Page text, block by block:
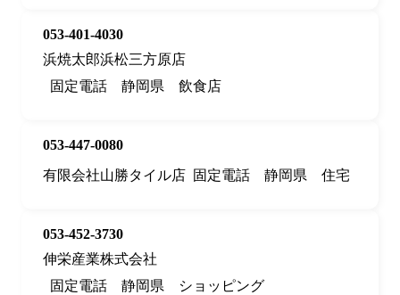
053-401-4030
浜焼太郎浜松三方原店
固定電話
静岡県 飲食店
053-447-0080
有限会社山勝タイル店 固定電話 静岡県 住宅
053-452-3730
伸栄産業株式会社
固定電話
静岡県 ショッピング